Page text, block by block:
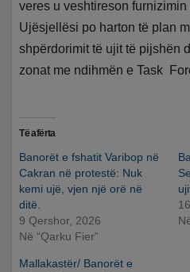
veres u veshtireson
Ujësjellësi po harton të plan
shpërdorimit të ujit të pijshën
zonat me ndihmën e Task
Të afërta
Banorët e fshatit Varibop në
Cakran në protestë: Nuk
kemi ujë, vjen një orë në
ditë.
9 Qershor, 2026
Në “Qarku Fier”
Mallakastër/ Banorët e